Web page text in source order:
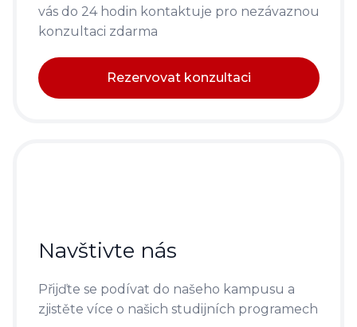
vás do 24 hodin kontaktuje pro nezávaznou
konzultaci zdarma
Rezervovat konzultaci
Navštivte nás
Přijďte se podívat do našeho kampusu a
zjistěte více o našich studijních programech